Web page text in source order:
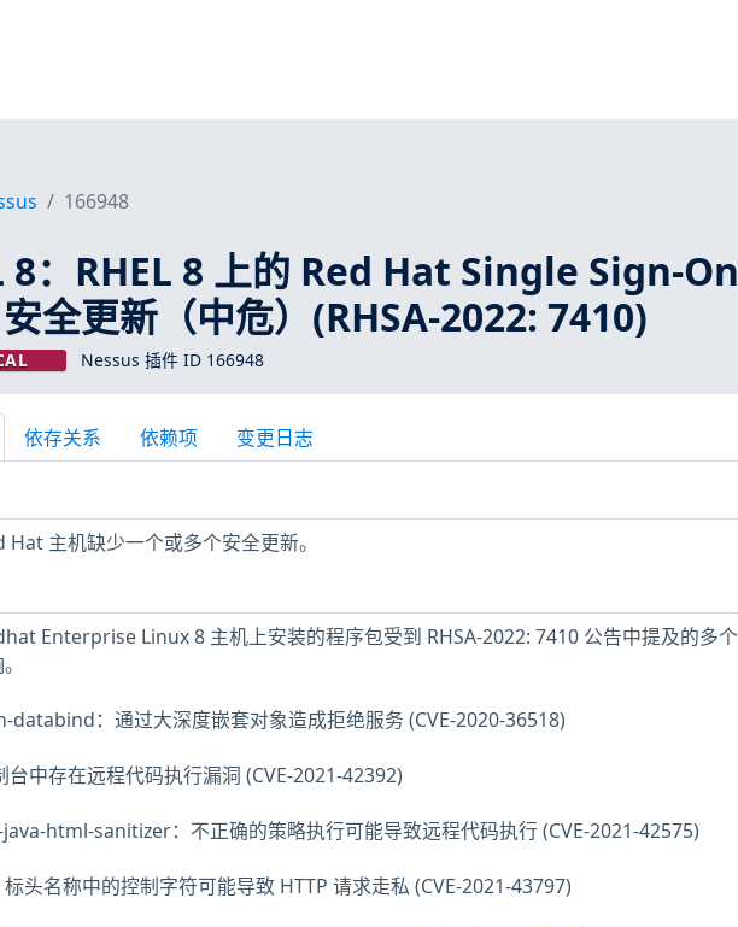
166948
8：RHEL 8 上的 Red Hat Single Sign-On
全更新（中危）(RHSA-2022: 7410)
Nessus 插件 ID 166948
依存关系 依赖项 变更日志
Hat 主机缺少一个或多个安全更新。
Enterprise Linux 8 主机上安装的程序包受到 RHSA-2022: 7410 公告中提及的多个
databind：通过大深度嵌套对象造成拒绝服务 (CVE-2020-36518)
台中存在远程代码执行漏洞 (CVE-2021-42392)
html-sanitizer：不正确的策略执行可能导致远程代码执行 (CVE-2021-42575)
头名称中的控制字符可能导致 HTTP 请求走私 (CVE-2021-43797)